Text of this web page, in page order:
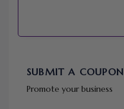
SUBMIT A COUPON
Promote your business